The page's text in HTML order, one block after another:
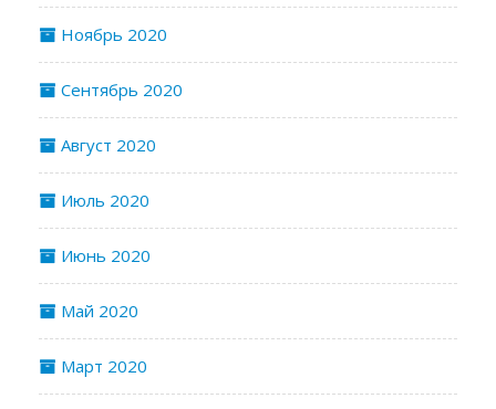
Ноябрь 2020
Сентябрь 2020
Август 2020
Июль 2020
Июнь 2020
Май 2020
Март 2020